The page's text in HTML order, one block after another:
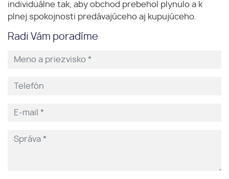
individuálne tak, aby obchod prebehol plynulo a k
plnej spokojnosti predávajúceho aj kupujúceho.
Radi Vám poradíme